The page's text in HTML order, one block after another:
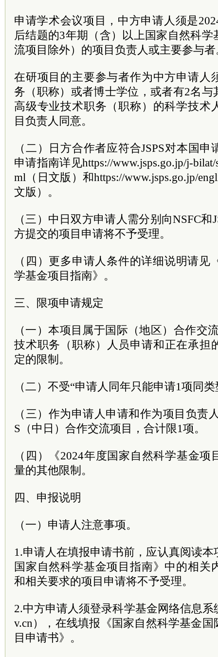
申请学术会议项目，中方申请人须是
后结题的3年期（含）以上国家自然科
流项目除外）的项目负责人或主要参与者
在研项目的主要参与者作为中方申请人
务（职称）或者博士学位，或者有2名
高级专业技术职务（职称）的科学技术
目负责人同意。
（二）日方合作者应符合JSPS对本国
申请指南详见https://www.jsps.go.jp/j-bilat/
ml（日文版）和https://www.jsps.go.jp/
文版）。
（三）中日双方申请人需分别向NSFC和
方提交的项目申请将不予受理。
（四）更多申请人条件的详细说明请见
学基金项目指南》。
三、限项申请规定
（一）本项目属于国际（地区）合作交
技术职务（职称）人员申请和正在承担
定的限制。
（二）不受“申请人同年只能申请1项同
（三）作为申请人申请和作为项目负责
S（中日）合作交流项目，合计限1项。
（四）《2024年度国家自然科学基金
量的其他限制。
四、申报说明
（一）申请人注意事项。
1.申请人在填报申请书前，应认真阅读本
国家自然科学基金项目指南》中的相关
和相关要求的项目申请将不予受理。
2.中方申请人须登录科学基金网络信息系
v.cn），在线填报《国家自然科学基金
目申请书》。